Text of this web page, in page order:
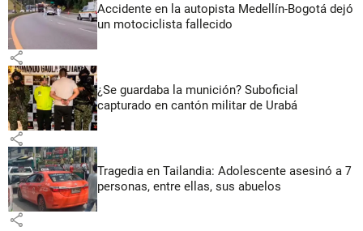
Accidente en la autopista Medellín-Bogotá dejó
un motociclista fallecido
share
¿Se guardaba la munición? Suboficial
capturado en cantón militar de Urabá
share
Tragedia en Tailandia: Adolescente asesinó a 7
personas, entre ellas, sus abuelos
share